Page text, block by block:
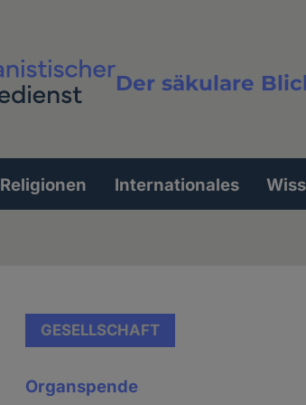
Der säkulare
Volltextsuche
Religionen Internationales
GESELLSCHAFT
Organspende